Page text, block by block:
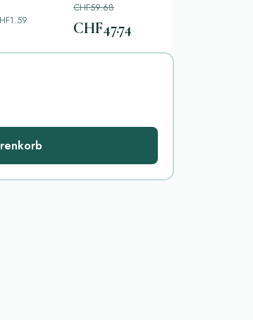
CHF59.68
CHF47.74